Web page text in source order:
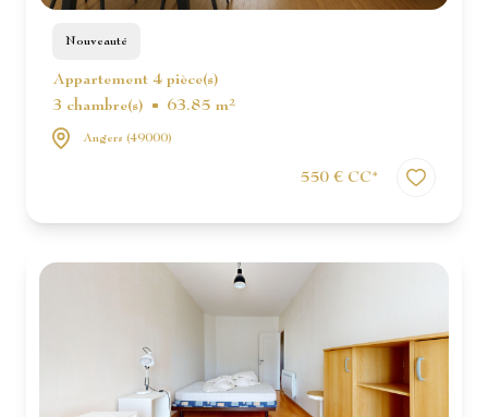
Nouveauté
Appartement 4 pièce(s)
3 chambre(s)
63.85 m²
Angers (49000)
550 € CC*